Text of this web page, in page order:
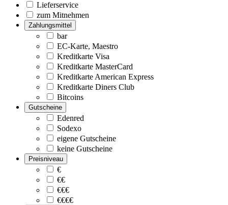
Lieferservice
zum Mitnehmen
Zahlungsmittel
bar
EC-Karte, Maestro
Kreditkarte Visa
Kreditkarte MasterCard
Kreditkarte American Express
Kreditkarte Diners Club
Bitcoins
Gutscheine
Edenred
Sodexo
eigene Gutscheine
keine Gutscheine
Preisniveau
€
€€
€€€
€€€€